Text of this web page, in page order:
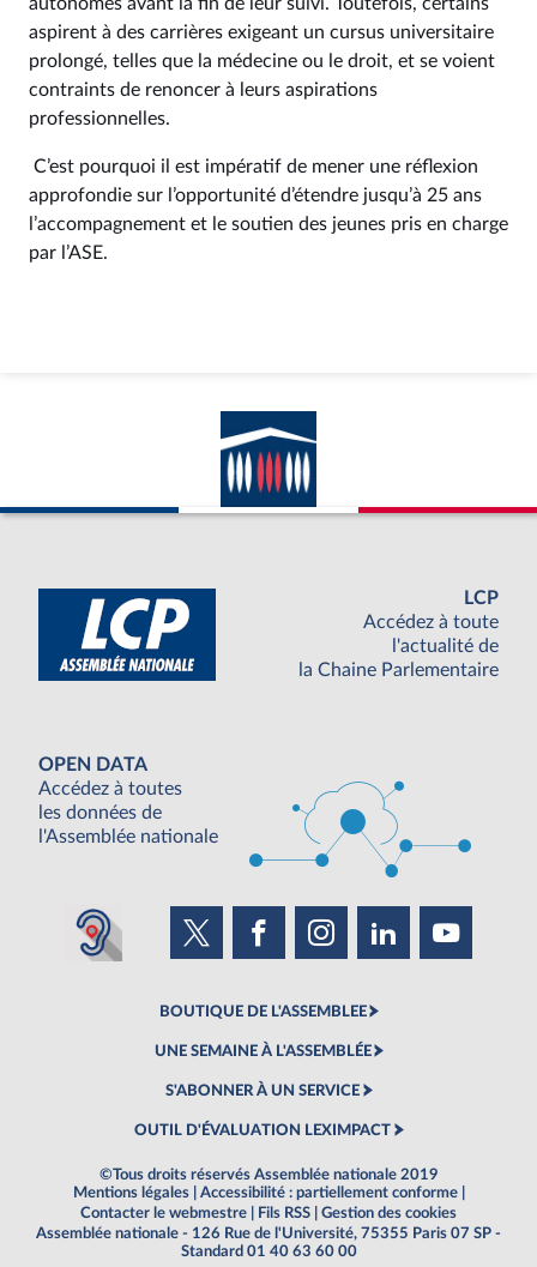
aspirent à des carrières exigeant un cursus universitaire
prolongé, telles que la médecine ou le droit, et se voient
contraints de renoncer à leurs aspirations
professionnelles.
C’est pourquoi il est impératif de mener une réflexion
approfondie sur l’opportunité d’étendre jusqu’à 25 ans
l’accompagnement et le soutien des jeunes pris en charge
par l’ASE.
LCP
Accédez à toute
l'actualité de
la Chaine Parlementaire
OPEN DATA
Accédez à toutes
les données de
l'Assemblée nationale
BOUTIQUE DE L'ASSEMBLEE
UNE SEMAINE À L'ASSEMBLÉE
S'ABONNER À UN SERVICE
OUTIL D'ÉVALUATION LEXIMPACT
©Tous droits réservés Assemblée nationale 2019
Mentions légales
Accessibilité : partiellement conforme
Contacter le webmestre
Fils RSS
Gestion des cookies
Assemblée nationale - 126 Rue de l'Université, 75355 Paris 07 SP -
Standard 01 40 63 60 00